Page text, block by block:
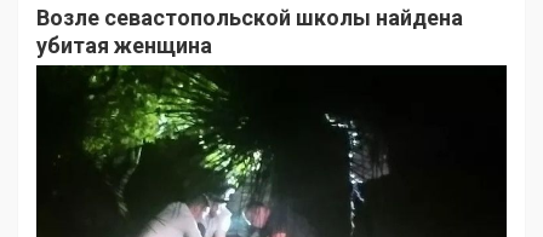
Возле севастопольской школы найдена
убитая женщина